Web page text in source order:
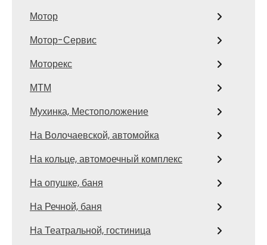
Мотор
Мотор-Сервис
Моторекс
МТМ
Мухинка, Местоположение
На Волочаевской, автомойка
На кольце, автомоечный комплекс
На опушке, баня
На Речной, баня
На Театральной, гостиница